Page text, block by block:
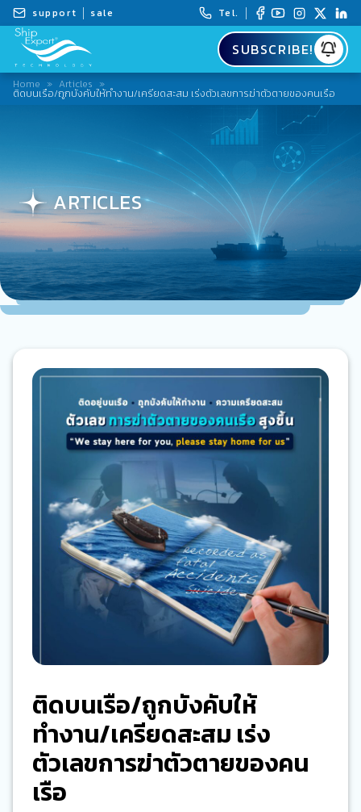
support sale Tel.
SUBSCRIBE!
Home » Articles »
ติดบนเรือ/ถูกบังคับให้ทำงาน/เครียดสะสม เร่งตัวเลขการฆ่าตัวตายของคนเรือ
ARTICLES
ติดบนเรือ/ถูกบังคับให้
ทำงาน/เครียดสะสม เร่ง
ตัวเลขการฆ่าตัวตายของคน
เรือ